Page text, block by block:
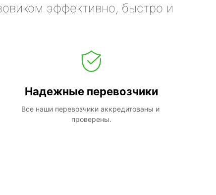
эффективно, быстро и
Надежные перевозчики
Все наши перевозчики аккредитованы и
проверены.